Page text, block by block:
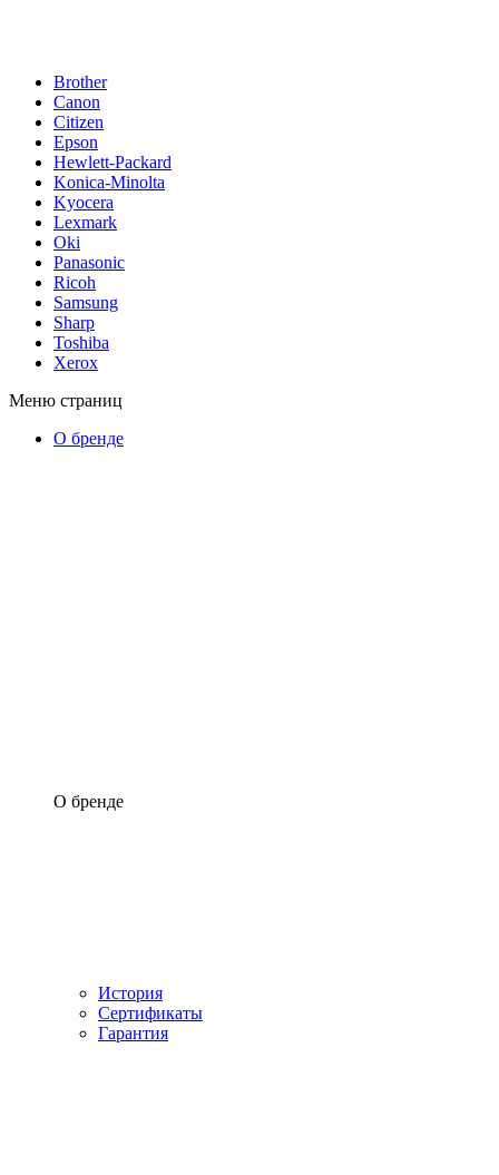
Brother
Canon
Citizen
Epson
Hewlett-Packard
Konica-Minolta
Kyocera
Lexmark
Oki
Panasonic
Ricoh
Samsung
Sharp
Toshiba
Xerox
Меню страниц
О бренде
О бренде
История
Сертификаты
Гарантия